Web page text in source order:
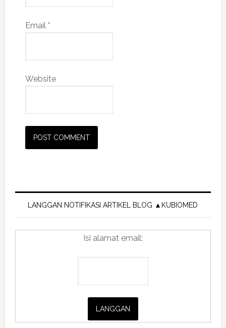
Email *
Website
Primary
Sidebar
LANGGAN NOTIFIKASI ARTIKEL BLOG ▲KUBIOMED
Isi alamat email: